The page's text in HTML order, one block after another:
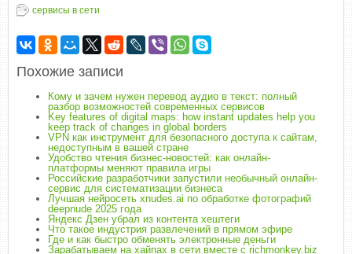
сервисы в сети
Похожие записи
Кому и зачем нужен перевод аудио в текст: полный
разбор возможностей современных сервисов
Key features of digital maps: how instant updates help you
keep track of changes in global borders
VPN как инструмент для безопасного доступа к сайтам,
недоступным в вашей стране
Удобство чтения бизнес-новостей: как онлайн-
платформы меняют правила игры
Российские разработчики запустили необычный онлайн-
сервис для систематизации бизнеса
Лучшая нейросеть xnudes.ai по обработке фотографий
deepnude 2025 года
Яндекс Дзен убрал из контента хештеги
Что такое индустрия развлечений в прямом эфире
Где и как быстро обменять электронные деньги
Зарабатываем на хайпах в сети вместе с richmonkey.biz